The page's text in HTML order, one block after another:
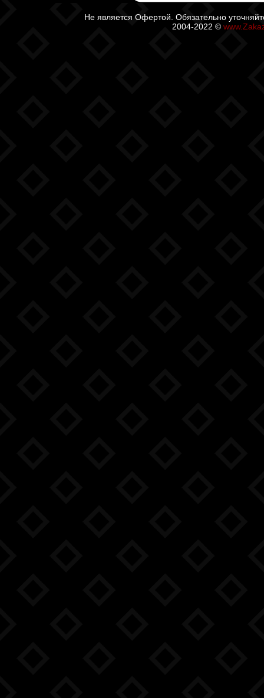
Не является Офертой. Обязательно
2004-2022 ©